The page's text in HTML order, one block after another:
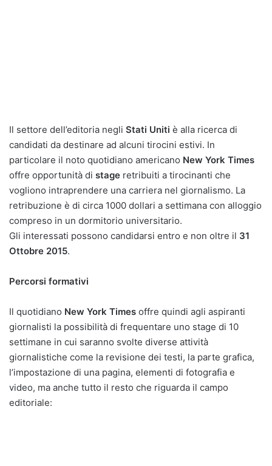
Il settore dell’editoria negli Stati Uniti è alla ricerca di
candidati da destinare ad alcuni tirocini estivi. In
particolare il noto quotidiano americano New York Times
offre opportunità di stage retribuiti a tirocinanti che
vogliono intraprendere una carriera nel giornalismo. La
retribuzione è di circa 1000 dollari a settimana con alloggio
compreso in un dormitorio universitario.
Gli interessati possono candidarsi entro e non oltre il 31
Ottobre 2015.
Percorsi formativi
Il quotidiano New York Times offre quindi agli aspiranti
giornalisti la possibilità di frequentare uno stage di 10
settimane in cui saranno svolte diverse attività
giornalistiche come la revisione dei testi, la parte grafica,
l’impostazione di una pagina, elementi di fotografia e
video, ma anche tutto il resto che riguarda il campo
editoriale: